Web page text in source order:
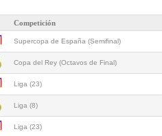
Competición
Supercopa de España (Semifinal)
Copa del Rey (Octavos de Final)
Liga (23)
Liga (8)
Liga (23)